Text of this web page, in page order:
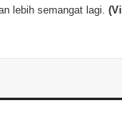
lebih semangat lagi.